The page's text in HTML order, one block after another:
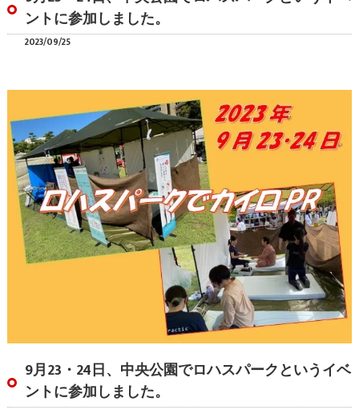
ントに参加しました。
2023/09/25
9月23・24日、中央公園でロハスパークというイベ
ントに参加しました。